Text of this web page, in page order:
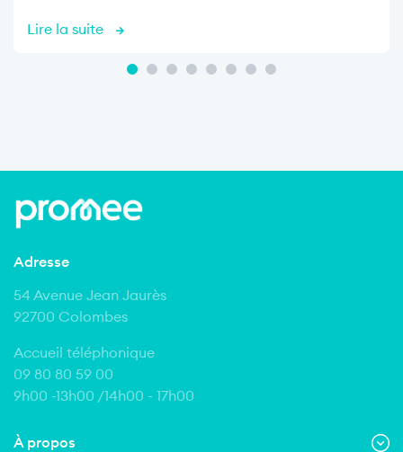
Lire la suite
À propos
Adresse
54 Avenue Jean Jaurès
92700 Colombes
Accueil téléphonique
09 80 80 59 00
9h00 -13h00 /14h00 - 17h00